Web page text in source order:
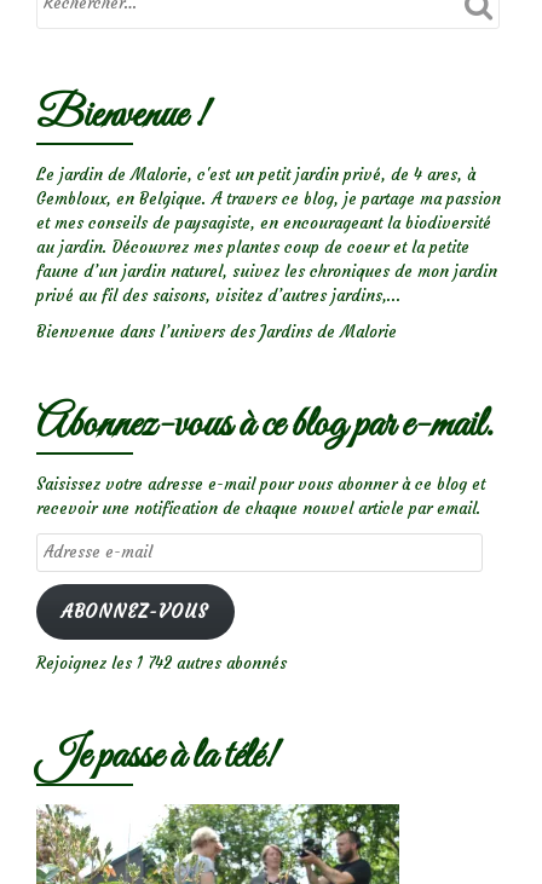
Bienvenue !
Le jardin de Malorie, c'est un petit jardin privé, de 4 ares, à
Gembloux, en Belgique. A travers ce blog, je partage ma passion
et mes conseils de paysagiste, en encourageant la biodiversité
au jardin. Découvrez mes plantes coup de coeur et la petite
faune d’un jardin naturel, suivez les chroniques de mon jardin
privé au fil des saisons, visitez d’autres jardins,...
Bienvenue dans l’univers des Jardins de Malorie
Abonnez-vous à ce blog par e-mail.
Saisissez votre adresse e-mail pour vous abonner à ce blog et
recevoir une notification de chaque nouvel article par email.
Adresse
e-
mail
ABONNEZ-VOUS
Rejoignez les 1 742 autres abonnés
Je passe à la télé!